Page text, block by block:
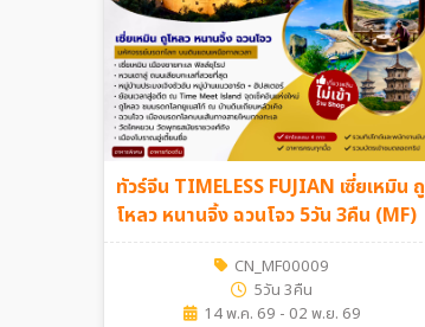
ทัวร์จีน TIMELESS FUJIAN เซี่ยเหมิน ถู
โหลว หนานจิ้ง ฉวนโจว 5วัน 3คืน (MF)
CN_MF00009
5วัน 3คืน
14 พ.ค. 69 - 02 พ.ย. 69